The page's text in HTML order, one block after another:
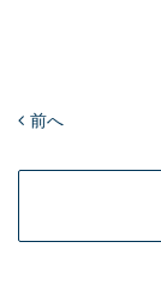
前へ